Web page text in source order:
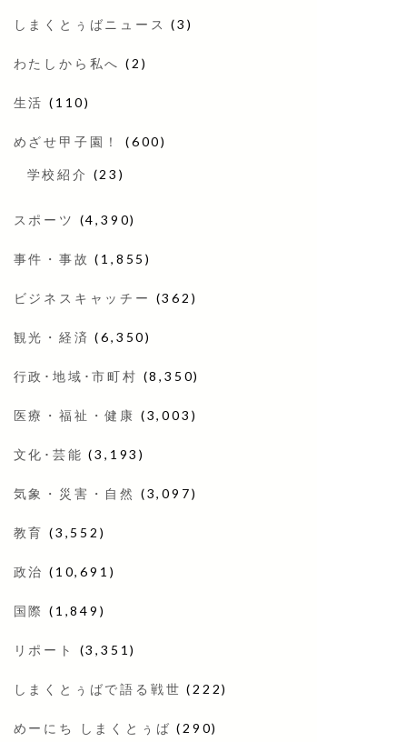
しまくとぅばニュース (3)
わたしから私へ (2)
生活 (110)
めざせ甲子園！ (600)
学校紹介 (23)
スポーツ (4,390)
事件・事故 (1,855)
ビジネスキャッチー (362)
観光・経済 (6,350)
行政･地域･市町村 (8,350)
医療・福祉・健康 (3,003)
文化･芸能 (3,193)
気象・災害・自然 (3,097)
教育 (3,552)
政治 (10,691)
国際 (1,849)
リポート (3,351)
しまくとぅばで語る戦世 (222)
めーにち しまくとぅば (290)